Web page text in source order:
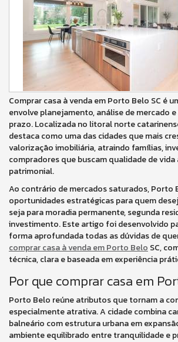
Comprar casa à venda em Porto Belo SC é
envolve planejamento, análise de mercado
prazo. Localizada no litoral norte
destaca como uma das cidades que mais
valorização imobiliária, atraindo famílias,
compradores que buscam qualidade de vida
patrimonial.
Ao contrário de mercados saturados, Porto
oportunidades estratégicas para quem
seja para moradia permanente, segunda
investimento. Este artigo foi desenvolvido
forma aprofundada todas as dúvidas de
comprar casa à venda em Porto Belo SC,
técnica, clara e baseada em experiência
Por que comprar casa em
Porto Belo reúne atributos que tornam a
especialmente atrativa. A cidade combina
balneário com estrutura urbana em
ambiente equilibrado entre tranquilidade e